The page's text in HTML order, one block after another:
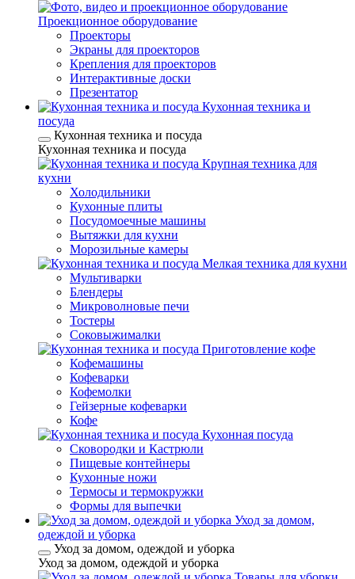
Проекционное оборудование
Проекторы
Экраны для проекторов
Крепления для проекторов
Интерактивные доски
Презентатор
Кухонная техника и
посуда
Кухонная техника и посуда
Кухонная техника и посуда
Крупная техника для
кухни
Холодильники
Кухонные плиты
Посудомоечные машины
Вытяжки для кухни
Морозильные камеры
Мелкая техника для кухни
Мультиварки
Блендеры
Микроволновые печи
Тостеры
Соковыжималки
Приготовление кофе
Кофемашины
Кофеварки
Кофемолки
Гейзерные кофеварки
Кофе
Кухонная посуда
Сковородки и Кастрюли
Пищевые контейнеры
Кухонные ножи
Термосы и термокружки
Формы для выпечки
Уход за домом,
одеждой и уборка
Уход за домом, одеждой и уборка
Уход за домом, одеждой и уборка